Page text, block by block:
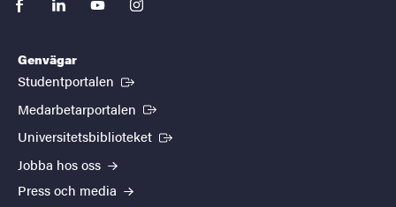
facebooklinkedinyoutubeinstagram
Genvägar
Studentportalen (Extern länk)
Medarbetarportalen (Extern länk)
Universitetsbiblioteket (Extern länk)
Jobba hos oss
Press och media